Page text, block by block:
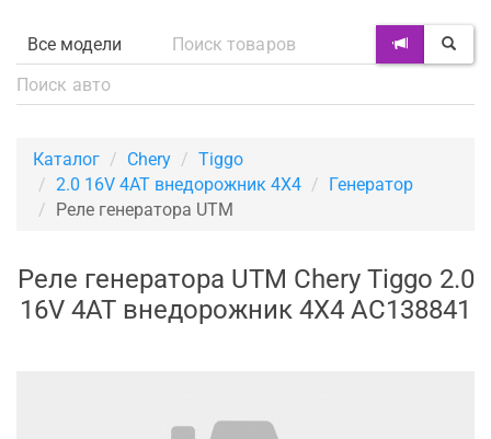
Каталог Chery
Tiggo
2.0 16V 4AT внедорожник 4X4
Генератор
Реле генератора UTM
Реле генератора UTM Chery Tiggo 2.0
16V 4AT внедорожник 4X4 AC138841